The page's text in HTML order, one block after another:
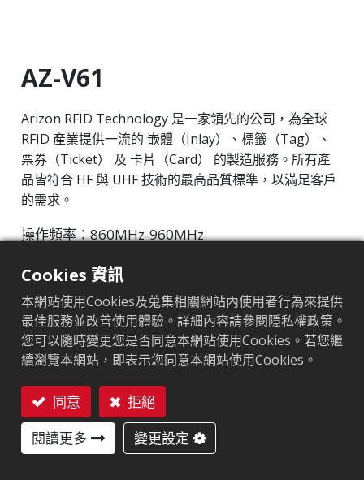
AZ-V61
Arizon RFID Technology 是一家領先的公司，為全球
RFID 產業提供一流的 嵌體（Inlay）、標籤（Tag）、
票券（Ticket） 及 卡片（Card） 的製造服務。所有產
品皆符合 HF 與 UHF 技術的最高品質標準，以滿足客戶
的需求。
操作頻率：860MHz-960MHz
協議：EPC Class1 Gen2 ‧ ISO/IEC 18000-63
市場區隔:零售
晶片:Impinj Monza R6
天線尺寸（mm）:57x18
EPC記憶體:Up to 128 bits
用戶記憶體:Up to 64 bits
Cookies 資訊
本網站使用Cookies及蒐集相關網站內使用者行為來提供
最佳服務並改善使用體驗。詳細內容請參閱隱私權政策。
您可以隨時變更您是否同意本網站使用Cookies。若您繼
續瀏覽本網站，即表示您同意本網站使用Cookies。
同意
拒絕
閱讀更多
變更設定